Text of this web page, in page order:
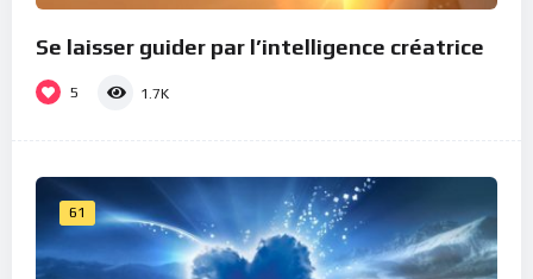
Se laisser guider par l’intelligence créatrice
5 1.7K
61